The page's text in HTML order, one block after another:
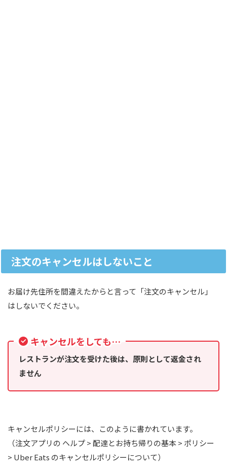
注文のキャンセルはしないこと
お届け先住所を間違えたからと言って「注文のキャンセル」
はしないでください。
キャンセルをしても…
レストランが注文を受けた後は、原則として返金され
ません
キャンセルポリシーには、このように書かれています。
（注文アプリの ヘルプ > 配達とお持ち帰りの基本 > ポリシー
> Uber Eats のキャンセルポリシーについて）